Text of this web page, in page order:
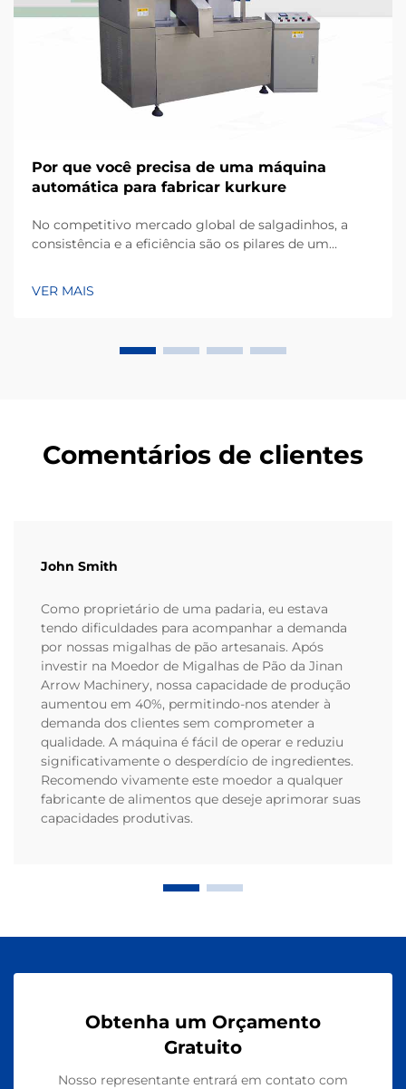
Por que você precisa de uma máquina
automática para fabricar kurkure
No competitivo mercado global de salgadinhos, a
consistência e a eficiência são os pilares de um
conhecido por sua forma irregular única e textura
VER MAIS
Comentários de clientes
John Smith
Como proprietário de uma padaria, eu estava
tendo dificuldades para acompanhar a demanda
por nossas migalhas de pão artesanais. Após
investir na Moedor de Migalhas de Pão da Jinan
Arrow Machinery, nossa capacidade de produção
aumentou em 40%, permitindo-nos atender à
demanda dos clientes sem comprometer a
qualidade. A máquina é fácil de operar e reduziu
significativamente o desperdício de ingredientes.
Recomendo vivamente este moedor a qualquer
fabricante de alimentos que deseje aprimorar suas
capacidades produtivas.
Obtenha um Orçamento
Gratuito
Nosso representante entrará em contato com